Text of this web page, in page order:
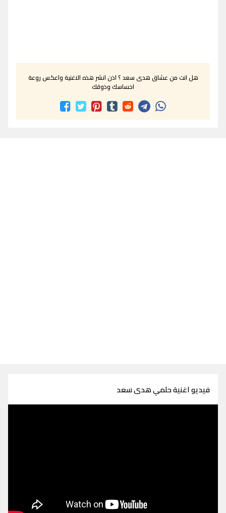
هل انت من عشاق هدى سعد ؟ اذن انشر هذه الاغنية واعكس روعة
احساسك وذوقك
فيديو اغنية حلمي هدى سعد